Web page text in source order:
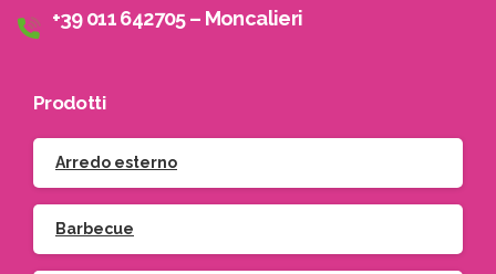
+39 011 642705 – Moncalieri
Prodotti
Arredo esterno
Barbecue